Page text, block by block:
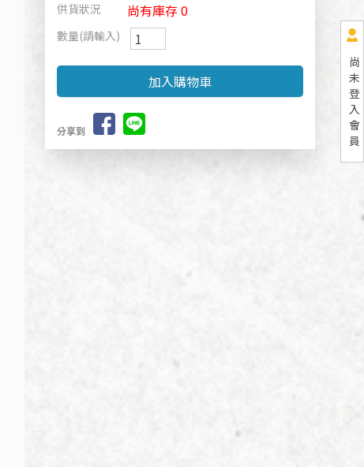
尚
未
登
入
會
員
供貨狀況 尚有庫存 0
數量(請輸入)
分享到